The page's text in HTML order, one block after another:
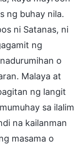
ng buhay nila.
ni Satanas, ni
ng
o
Malaya at
ng langit
sa ilalim
na kailanman
masama o